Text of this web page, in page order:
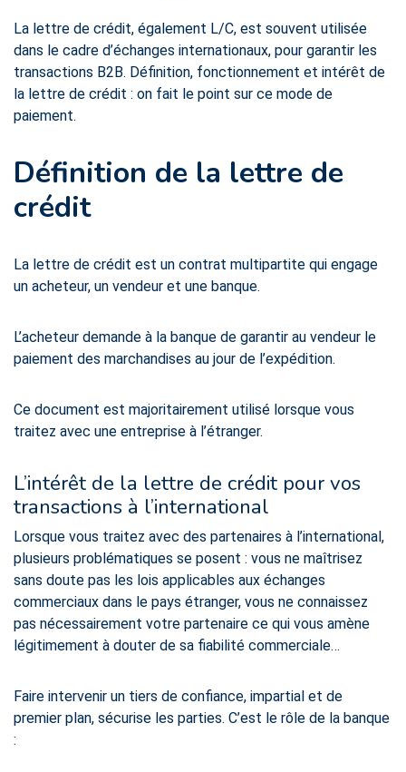
La lettre de crédit, également L/C, est souvent utilisée
dans le cadre d’échanges internationaux, pour garantir les
transactions B2B. Définition, fonctionnement et intérêt de
la lettre de crédit : on fait le point sur ce mode de
paiement.
Définition de la lettre de
crédit
La lettre de crédit est un contrat multipartite qui engage
un acheteur, un vendeur et une banque.
L’acheteur demande à la banque de garantir au vendeur le
paiement des marchandises au jour de l’expédition.
Ce document est majoritairement utilisé lorsque vous
traitez avec une entreprise à l’étranger.
L’intérêt de la lettre de crédit pour vos
transactions à l’international
Lorsque vous traitez avec des partenaires à l’international,
plusieurs problématiques se posent : vous ne maîtrisez
sans doute pas les lois applicables aux échanges
commerciaux dans le pays étranger, vous ne connaissez
pas nécessairement votre partenaire ce qui vous amène
légitimement à douter de sa fiabilité commerciale…
Faire intervenir un tiers de confiance, impartial et de
premier plan, sécurise les parties. C’est le rôle de la banque
: